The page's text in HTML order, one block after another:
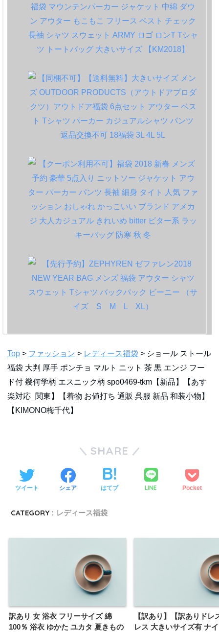
Top > ファッション > レディース福袋 > ショール ストール
福袋 大判 厚手 ポンチョ マルト ニット 茶 黒 エンジ フー
ド付 幾何学柄 エスニック柄 spo0469-tkm【新品】【あす
楽対応_関東】【着物 お値打ち 通販 呉服 新品 和装小物】
【KIMONO梅千代】
SHARE
ツイート シェア はてブ LINE Pocket
CATEGORY : レディース福袋
訳あり 女 浴衣 フリーサイズ 綿
100％ 浴衣 ゆかた ユカタ 夏きもの
【訳あり】【訳ありドレ
レス 大きいサイズ有 ナ